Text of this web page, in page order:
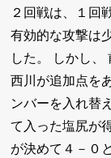
２回戦は、１回
有効的な攻撃は
した。 しかし
西川が追加点を
ンバーを入れ替
て入った塩尻が
が決めて４－０